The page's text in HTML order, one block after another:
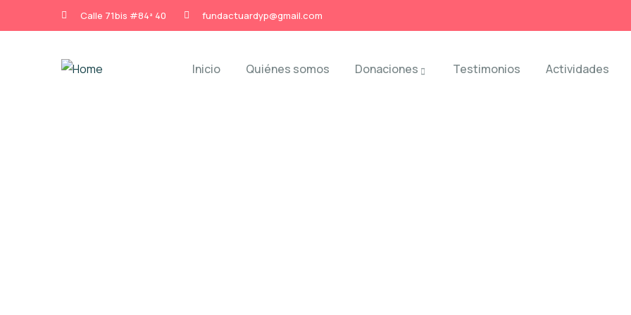
Calle 71bis #84ª 40 fundactuardyp@gmail.com
Inicio Quiénes somos Donaciones Testimonios Actividades